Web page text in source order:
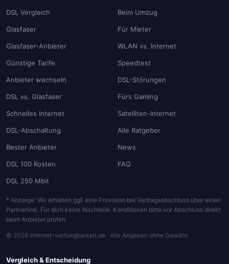
DSL Vergleich
Glasfaser
Glasfaser-Anbieter
Günstige Tarife
Anbieter wechseln
DSL vs. Glasfaser
Schnelles Internet
DSL-Abschaltung
Bester Anbieter
DSL 100 Kosten
DSL 250 Mbit
Beim Umzug
Für Mieter
WLAN vs. Internet
Speedtest
DSL-Störungen
Fürs Gaming
Satelliten-Internet
Alle Ratgeber
News
FAQ
* Anzeige: Wir erhalten ggf. eine Provision bei Vertragsabschluss über einen
Partnerlink. Für dich keine Nachteile. Konditionen bitte vor Abschluss direkt
beim Anbieter prüfen.
© 2026 internet-verfuegbarkeit.de · Alle Angaben ohne Gewähr.
Vergleich & Entscheidung